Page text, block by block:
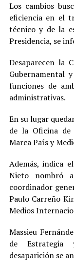
Los cambios
eficiencia en el
técnico y de la
Presidencia, se
Desaparecen la
Gubernamental
funciones de
administrativas.
En su lugar
de la Oficina de
Marca País y
Además, indica
Nieto nombró
coordinador
Paulo Carreño
Medios
Massieu
de Estrategia
desaparición se